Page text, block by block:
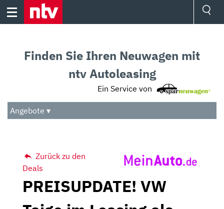
Skip
Audio
Das Beste
Finden Sie Ihren Neuwagen mit
ntv Autoleasing
Ein Service von
Angebote ▾
Zurück zu den
Deals
PREISUPDATE! VW